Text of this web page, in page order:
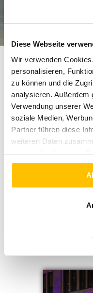
Diese Webseite
Wir verwenden
personalisieren,
zu können und die
analysieren. Außerdem
Verwendung unserer
soziale Medien,
Partner führen diese
weiteren Daten
gesammelt haben.
ANGEBOT
AUSFLÜGE
PREIS
ANFRAGEN
FLOTTE
KONTAKT
MODERNE
Für jeden
passende